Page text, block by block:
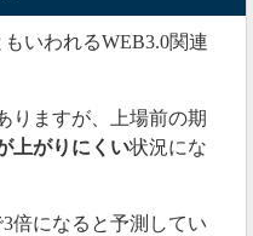
いわれるWEB3.0関連
りますが、上場前の期
上がりにくい状況にな
倍になると予測してい